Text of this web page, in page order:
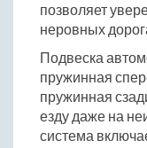
позволяет
неровных
Подвеска
пружинная
пружинная
езду даже на
система